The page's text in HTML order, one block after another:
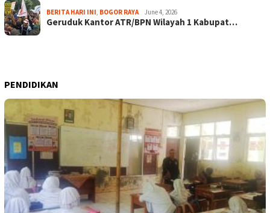
BERITA HARI INI, BOGOR RAYA June 4, 2026
Geruduk Kantor ATR/BPN Wilayah 1 Kabupat…
PENDIDIKAN